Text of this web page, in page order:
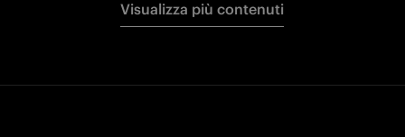
Visualizza più contenuti